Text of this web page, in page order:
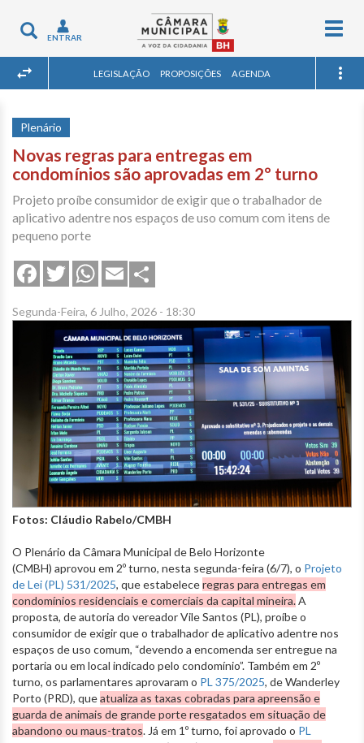
Toggle
navigation
ENTRAR
LEGISLAÇÃO PROPOSIÇÕES AGENDA
Plenário
Novas regras para entregas em
condomínios são aprovadas em 2º turno
Projeto proíbe consumidor de exigir que o trabalhador de
aplicativo adentre nos espaços de uso comum com itens de
pequeno porte
FacebookTwitterWhatsApp
Email
Segunda-Feira, 6 Julho, 2026 - 18:30
Fotos: Cláudio Rabelo/CMBH
O Plenário da Câmara Municipal de Belo Horizonte
(CMBH) aprovou em 2º turno, nesta segunda-feira (6/7), o Projeto
de Lei (PL) 531/2025, que estabeleceregras para entregas em
condomínios residenciais e comerciais da capital mineira.A
proposta, de autoria do vereador Vile Santos (PL), proíbe o
consumidor de exigir que o trabalhador de aplicativo adentre nos
espaços de uso comum, “devendo a encomenda ser entregue na
portaria ou em local indicado pelo condomínio”. Também em 2º
turno, os parlamentares aprovaram o PL 375/2025, de Wanderley
Porto (PRD), queatualiza as taxas cobradas para apreensão e
guarda de animais de grande porte resgatados em situação de
abandono ou maus-tratos. Já em 1º turno, foi aprovado o PL